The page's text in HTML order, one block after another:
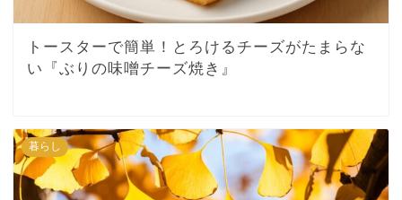
トースターで簡単！とろけるチーズがたまらな
い『ぶりの味噌チーズ焼き』
暮らし